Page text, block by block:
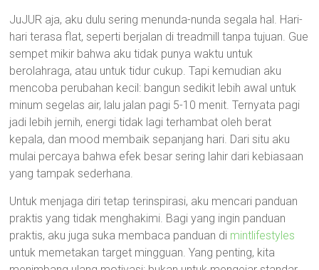
JuJUR aja, aku dulu sering menunda-nunda segala hal. Hari-
hari terasa flat, seperti berjalan di treadmill tanpa tujuan. Gue
sempet mikir bahwa aku tidak punya waktu untuk
berolahraga, atau untuk tidur cukup. Tapi kemudian aku
mencoba perubahan kecil: bangun sedikit lebih awal untuk
minum segelas air, lalu jalan pagi 5-10 menit. Ternyata pagi
jadi lebih jernih, energi tidak lagi terhambat oleh berat
kepala, dan mood membaik sepanjang hari. Dari situ aku
mulai percaya bahwa efek besar sering lahir dari kebiasaan
yang tampak sederhana.
Untuk menjaga diri tetap terinspirasi, aku mencari panduan
praktis yang tidak menghakimi. Bagi yang ingin panduan
praktis, aku juga suka membaca panduan di mintlifestyles
untuk memetakan target mingguan. Yang penting, kita